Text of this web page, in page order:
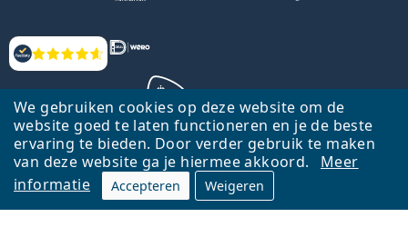
We gebruiken cookies op deze website om de
website goed te laten functioneren en je de beste
ervaring te bieden. Door verder gebruik te maken
van deze website ga je hiermee akkoord.
Meer
informatie
Accepteren Weigeren
Beoordelingen
Terug naar de homepagina
Ga omhoog
Lentiamo.nl is eigendom van en wordt beheerd door Lentiamo s.r.o.,
Tsjechië
Hier al 18 jaar voor jou.